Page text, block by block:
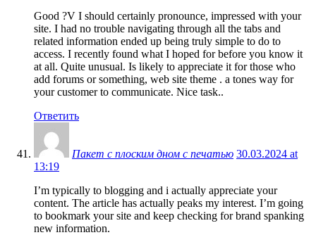
Good ?V I should certainly pronounce, impressed with your
site. I had no trouble navigating through all the tabs and
related information ended up being truly simple to do to
access. I recently found what I hoped for before you know it
at all. Quite unusual. Is likely to appreciate it for those who
add forums or something, web site theme . a tones way for
your customer to communicate. Nice task..
Ответить
Пакет с плоским дном с печатью 30.03.2024 at
13:19
I’m typically to blogging and i actually appreciate your
content. The article has actually peaks my interest. I’m going
to bookmark your site and keep checking for brand spanking
new information.